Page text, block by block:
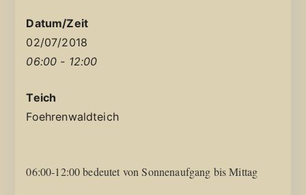
Datum/Zeit
02/07/2018
06:00 - 12:00
Teich
Foehrenwaldteich
06:00-12:00 bedeutet von Sonnenaufgang bis Mittag